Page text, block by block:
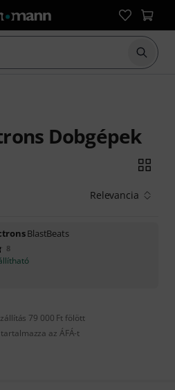
Dobgépek
Relevancia
BlastBeats
8
79 000 Ft fölött
az ÁFÁ-t